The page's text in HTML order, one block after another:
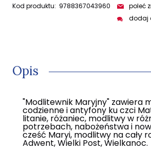
Kod produktu: 9788367043960
poleć
dodaj
Opis
"Modlitewnik Maryjny" zawiera
codzienne i antyfony ku czci
litanie, różaniec, modlitwy w
potrzebach, nabożeństwa i
cześć Maryi, modlitwy na cały
Adwent, Wielki Post, Wielkanoc.